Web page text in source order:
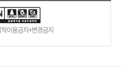
이용금지+변경금지